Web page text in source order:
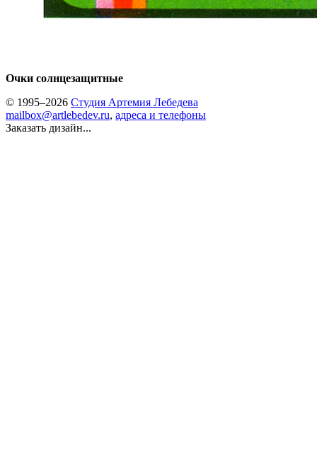
Очки солнцезащитные
© 1995–2026 Студия Артемия Лебедева
mailbox@artlebedev.ru, адреса и телефоны
Заказать дизайн...